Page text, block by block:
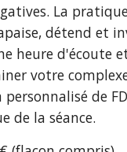
La
détend et
heure d'écoute
votre
personnalisé de
de la séance.